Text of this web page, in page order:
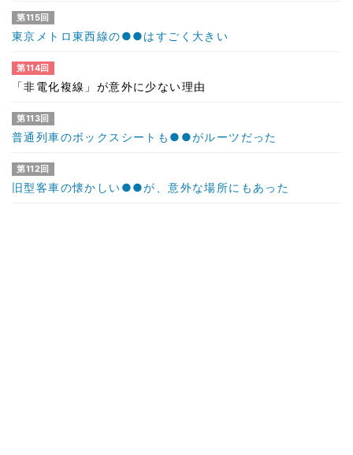
第115回
東京メトロ東西線の●●はすごく大きい
第114回
「非電化複線」が意外に少ない理由
第113回
普通列車のボックスシートも●●がルーツだった
第112回
旧型客車の懐かしい●●が、意外な場所にもあった